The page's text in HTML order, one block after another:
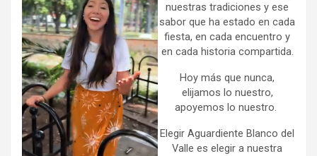
nuestras tradiciones y ese
sabor que ha estado en cada
fiesta, en cada encuentro y
en cada historia compartida.
Hoy más que nunca,
elijamos lo nuestro,
apoyemos lo nuestro.
Elegir Aguardiente Blanco del
Valle es elegir a nuestra